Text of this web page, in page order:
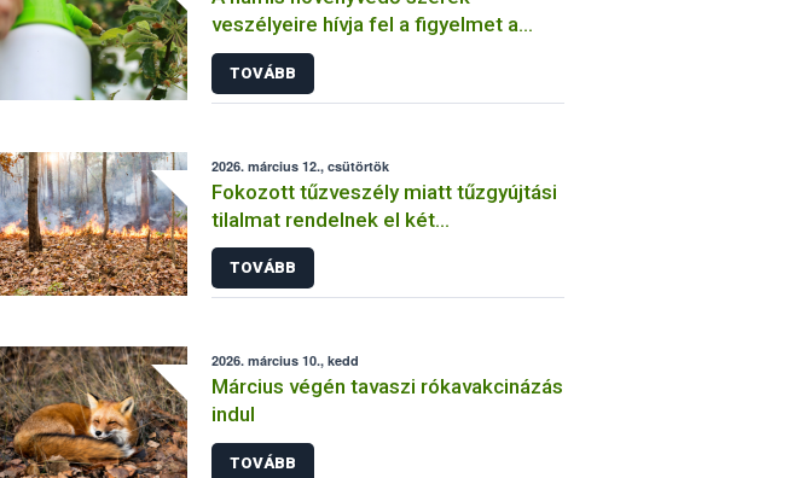
veszélyeire hívja fel a figyelmet a
Nébih
TOVÁBB
2026. március 12., csütörtök
Fokozott tűzveszély miatt tűzgyújtási
tilalmat rendelnek el két
vármegyében
TOVÁBB
2026. március 10., kedd
Március végén tavaszi rókavakcinázás
indul
TOVÁBB